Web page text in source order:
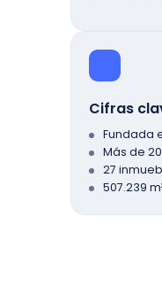
Cifras
Fundada
Más de
27
507.239